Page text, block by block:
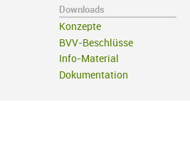
Downloads
Konzepte
BVV-Beschlüsse
Info-Material
Dokumentation